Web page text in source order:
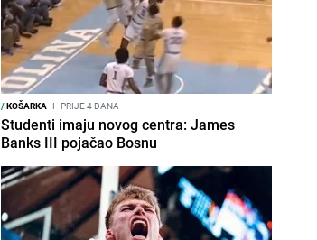
/KOŠARKA I PRIJE 4 DANA
Studenti imaju novog centra: James
Banks III pojačao Bosnu